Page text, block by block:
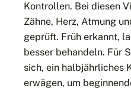
Kontrollen. Bei diesen
Zähne, Herz, Atmung
geprüft. Früh erkannt,
besser behandeln. Für
sich, ein halbjährliches
erwägen, um